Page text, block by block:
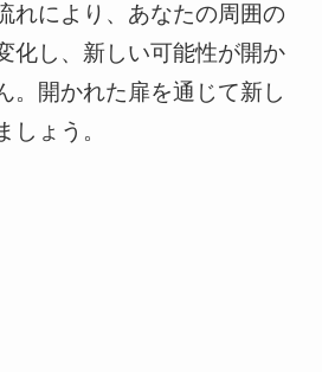
れにより、あなたの周囲の
化し、新しい可能性が開か
。開かれた扉を通じて新し
しょう。